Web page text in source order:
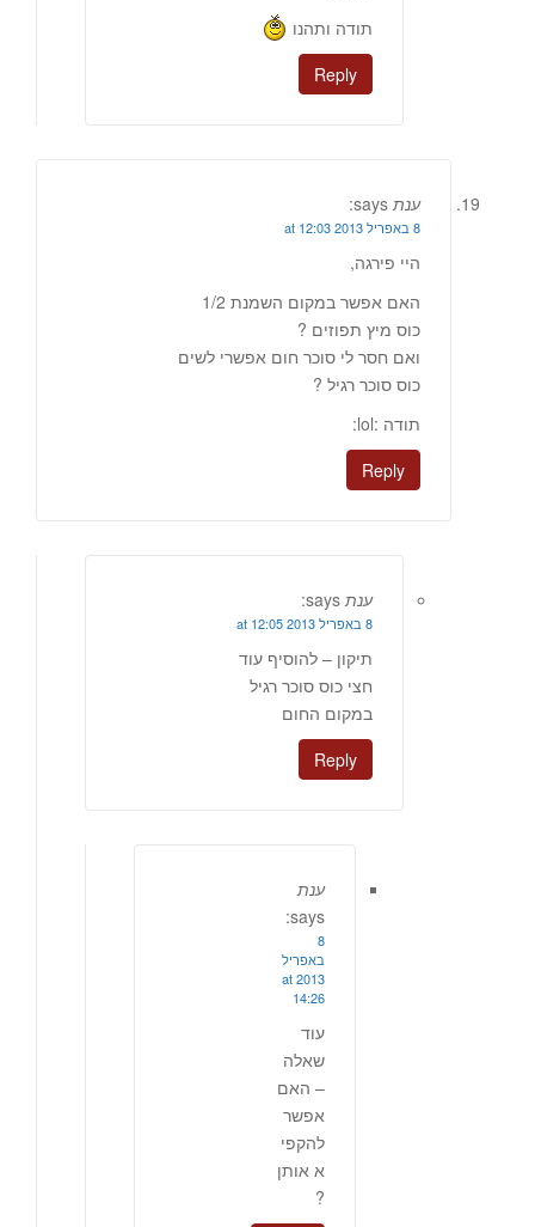
תודה ותהנו
Reply
ענת says:
8 באפריל 2013 at 12:03
היי פירגה,
האם אפשר במקום השמנת 1/2
כוס מיץ תפוזים ?
ואם חסר לי סוכר חום אפשרי לשים
כוס סוכר רגיל ?
תודה :lol:
Reply
ענת says:
8 באפריל 2013 at 12:05
תיקון – להוסיף עוד
חצי כוס סוכר רגיל
במקום החום
Reply
ענת
says:
8
באפריל
2013 at
14:26
עוד
שאלה
– האם
אפשר
להקפי
א אותן
?